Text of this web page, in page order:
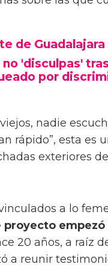
de
'disculpas'
por
nadie
rápido”, esta es
exteriores
a lo
empezó
20 años, a raíz
a reunir